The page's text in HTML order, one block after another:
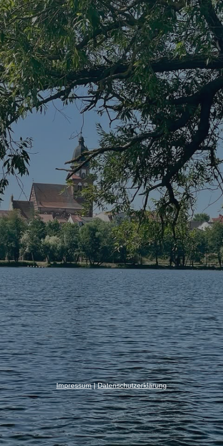
Impressum|Datenschutzerklärung